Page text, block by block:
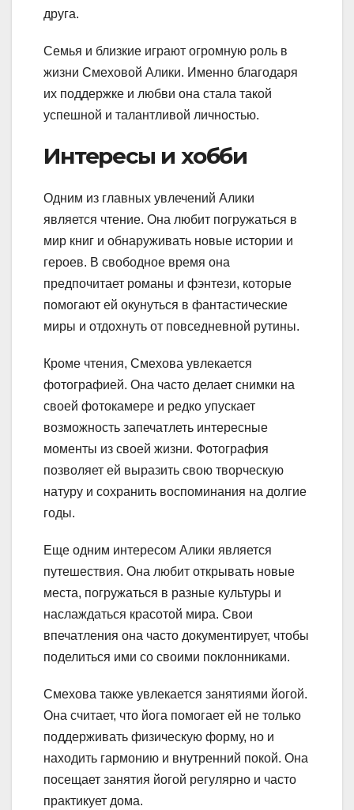
друга.
Семья и близкие играют огромную роль в
жизни Смеховой Алики. Именно благодаря
их поддержке и любви она стала такой
успешной и талантливой личностью.
Интересы и хобби
Одним из главных увлечений Алики
является чтение. Она любит погружаться в
мир книг и обнаруживать новые истории и
героев. В свободное время она
предпочитает романы и фэнтези, которые
помогают ей окунуться в фантастические
миры и отдохнуть от повседневной рутины.
Кроме чтения, Смехова увлекается
фотографией. Она часто делает снимки на
своей фотокамере и редко упускает
возможность запечатлеть интересные
моменты из своей жизни. Фотография
позволяет ей выразить свою творческую
натуру и сохранить воспоминания на долгие
годы.
Еще одним интересом Алики является
путешествия. Она любит открывать новые
места, погружаться в разные культуры и
наслаждаться красотой мира. Свои
впечатления она часто документирует, чтобы
поделиться ими со своими поклонниками.
Смехова также увлекается занятиями йогой.
Она считает, что йога помогает ей не только
поддерживать физическую форму, но и
находить гармонию и внутренний покой. Она
посещает занятия йогой регулярно и часто
практикует дома.